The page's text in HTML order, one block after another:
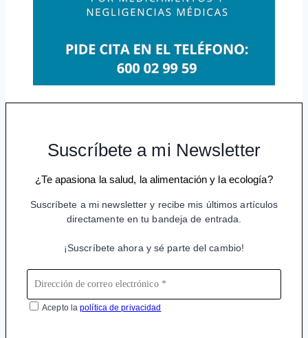
Suscríbete a mi Newsletter
¿Te apasiona la salud, la alimentación y la ecología?
Suscríbete a mi newsletter y recibe mis últimos artículos
directamente en tu bandeja de entrada.
¡Suscríbete ahora y sé parte del cambio!
Acepto lapolítica de privacidad